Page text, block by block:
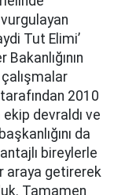
Tut Elimi’
2010
devraldı ve
da
bireylerle
araya getirerek
Tamamen